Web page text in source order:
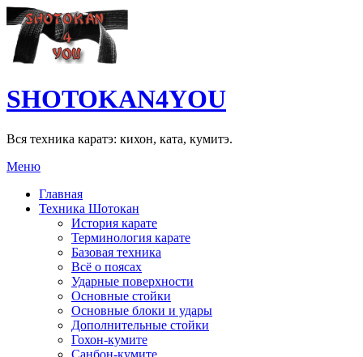
SHOTOKAN4YOU
Вся техника каратэ: кихон, ката, кумитэ.
Меню
Главная
Техника Шотокан
История карате
Терминология карате
Базовая техника
Всё о поясах
Ударные поверхности
Основные стойки
Основные блоки и удары
Дополнительные стойки
Гохон-кумите
Санбон-кумите